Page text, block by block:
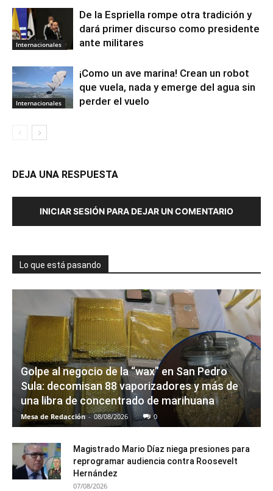
Internacionales
De la Espriella rompe otra tradición y
dará primer discurso como presidente
ante militares
Internacionales
¡Como un ave marina! Crean un robot
que vuela, nada y emerge del agua sin
perder el vuelo
DEJA UNA RESPUESTA
INICIAR SESIÓN PARA DEJAR UN COMENTARIO
Lo que está pasando
Golpe al negocio de la “wax” en San Pedro
Sula: decomisan 88 vaporizadores y más de
una libra de concentrado de marihuana
Mesa de Redacción - 08/08/2026 0
Magistrado Mario Díaz niega presiones para
reprogramar audiencia contra Roosevelt
Hernández
07/08/2026